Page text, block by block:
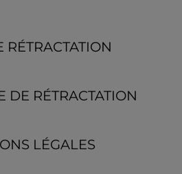
RÉTRACTATION
DE RÉTRACTATION
LÉGALES